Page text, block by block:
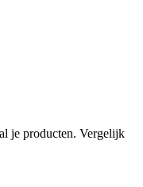
je producten. Vergelijk